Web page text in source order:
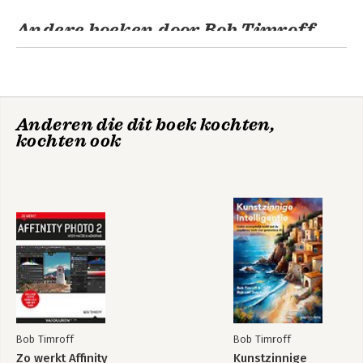
Andere boeken door Bob Timroff
Zo werkt Affinity
Photo 2
Ontdek macOS 26
Anderen die dit boek kochten,
kochten ook
Bob Timroff
Zo werkt Affinity
Bob Timroff
Kunstzinnige